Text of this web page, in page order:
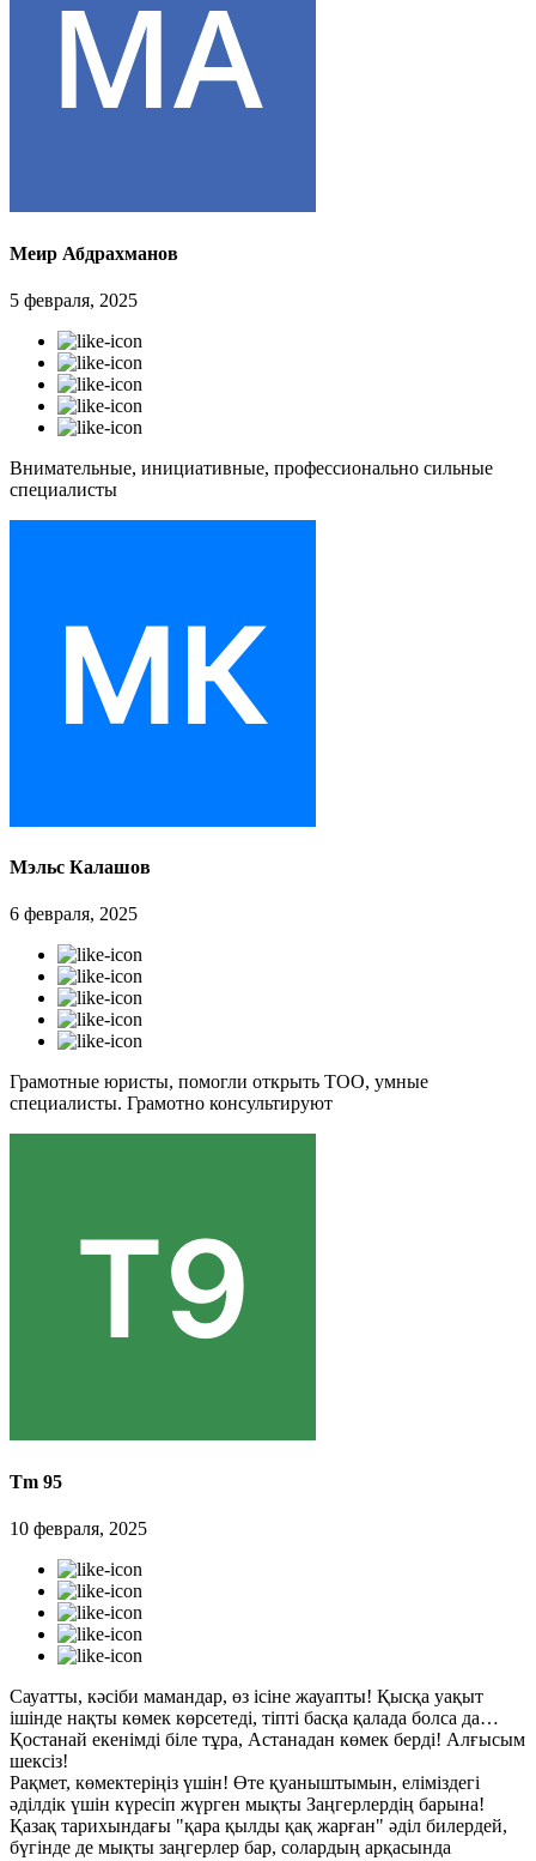
Меир Абдрахманов
5 февраля, 2025
Внимательные, инициативные, профессионально сильные
специалисты
Мэльс Калашов
6 февраля, 2025
Грамотные юристы, помогли открыть ТОО, умные
специалисты. Грамотно консультируют
Tm 95
10 февраля, 2025
Сауатты, кәсіби мамандар, өз ісіне жауапты! Қысқа уақыт
ішінде нақты көмек көрсетеді, тіпті басқа қалада болса да…
Қостанай екенімді біле тұра, Астанадан көмек берді! Алғысым
шексіз!
Рақмет, көмектеріңіз үшін! Өте қуаныштымын, еліміздегі
әділдік үшін күресіп жүрген мықты Заңгерлердің барына!
Қазақ тарихындағы "қара қылды қақ жарған" әділ билердей,
бүгінде де мықты заңгерлер бар, солардың арқасында